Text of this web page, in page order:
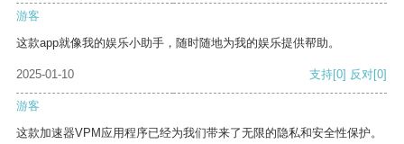
游客
这款app就像我的娱乐小助手，随时随地为我的娱乐提供帮助。
2025-01-10 支持[0] 反对[0]
游客
这款加速器VPM应用程序已经为我们带来了无限的隐私和安全性保护。